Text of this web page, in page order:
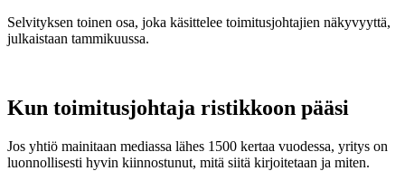
Selvityksen toinen osa, joka käsittelee toimitusjohtajien näkyvyyttä,
julkaistaan tammikuussa.
Kun toimitusjohtaja ristikkoon pääsi
Jos yhtiö mainitaan mediassa lähes 1500 kertaa vuodessa, yritys on
luonnollisesti hyvin kiinnostunut, mitä siitä kirjoitetaan ja miten.